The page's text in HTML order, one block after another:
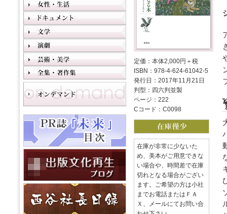
定価：本体2,000円＋税
ISBN：978-4-624-61042-5
発行日：2017年11月21日
判型：四六判並製
ページ：222
Cコード：C0098
在庫が非常に少ないた
め、美本がご用意できな
い場合や、時間差で在庫
切れとなる場合がござい
ます。ご希望の方は小社
までお電話またはＦＡ
Ｘ、メールにてお問い合